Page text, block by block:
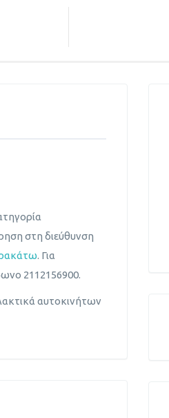
στη διεύθυνση
. Για
2112156900.
αυτοκινήτων